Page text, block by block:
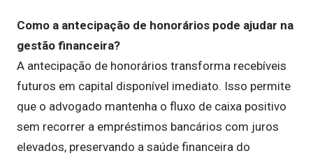
Como a antecipação de honorários pode ajudar na
gestão financeira?
A antecipação de honorários transforma recebíveis
futuros em capital disponível imediato. Isso permite
que o advogado mantenha o fluxo de caixa positivo
sem recorrer a empréstimos bancários com juros
elevados, preservando a saúde financeira do